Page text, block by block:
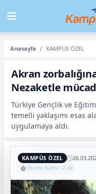
Anasayfa KAMPÜS ÖZEL
Akran
Nezaketle
Türkiye Gençlik ve
temelli yaklaşımı esas
uygulamaya aldı.
KAMPÜS ÖZEL
Okuma Süresi: 2 dk